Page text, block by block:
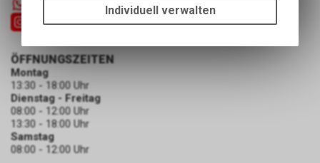
ÖFFNUNGSZEITEN
Montag
13:30 - 18:00 Uhr
Dienstag - Freitag
08:00 - 12:00 Uhr
13:30 - 18:00 Uhr
Samstag
08:00 - 12:00 Uhr
um die grundlegenden
Funktionen unseres Online-
Individuell verwalten